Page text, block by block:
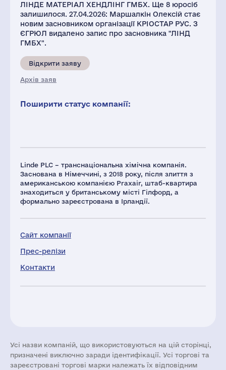
Linde PLC – транснаціональна хімічна компанія.
Заснована в Німеччині, з 2018 року, після злиття з
американською компанією Praxair, штаб-квартира
знаходиться у британському місті Гілфорд, а
формально зареєстрована в Ірландії.
Сайт компанії
Прес-релізи
Контакти
ЛІНДЕ МАТЕРІАЛ ХЕНДЛІНГ ГМБХ. Ще 8 юросіб
залишилося. 27.04.2026: Маршалкін Олексій стає
новим засновником організації КРІОСТАР РУС. З
ЄГРЮЛ видалено запис про засновника "ЛІНД
ГМБХ".
Відкрити заяву
Архів заяв
Поширити статус компанії:
Усі назви компаній, що використовуються на цій сторінці,
призначені виключно заради ідентифікації. Усі торгові та
зареєстровані торгові марки належать їх відповідним